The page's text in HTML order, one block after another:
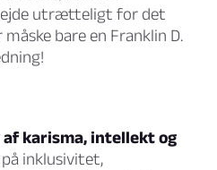
utrætteligt for det
bare en Franklin D.
karisma, intellekt og
inklusivitet,